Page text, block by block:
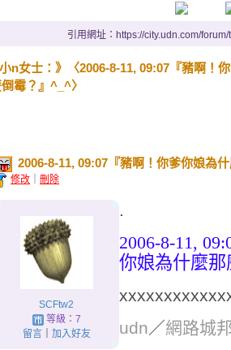
引用網址：https://city.udn.com/
n女士：》〈2006-8-11, 09:07『豬啊！
霉？』^_^〉
2006-8-11, 09:07『豬啊！你爹你娘為
修改 刪除
SCFtw2
等級：7
留言｜ 加入好友
.
2006-8-11,
你娘為什麼
udn／網路城